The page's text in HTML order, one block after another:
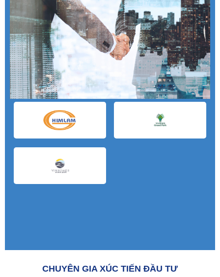
CHUYÊN GIA XÚC TIẾN ĐẦU TƯ